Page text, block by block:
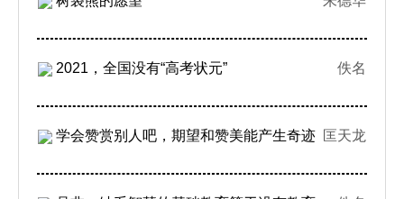
2021，全国没有“高考状元” 佚名
学会赞赏别人吧，期望和赞美能产生奇迹 匡天龙